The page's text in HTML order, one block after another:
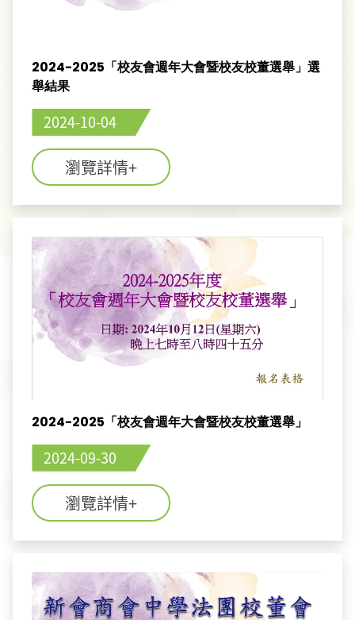
2024-2025「校友會週年大會暨校友校董選舉」選
舉結果
2024-10-04
瀏覽詳情+
2024-2025「校友會週年大會暨校友校董選舉」
2024-09-30
瀏覽詳情+